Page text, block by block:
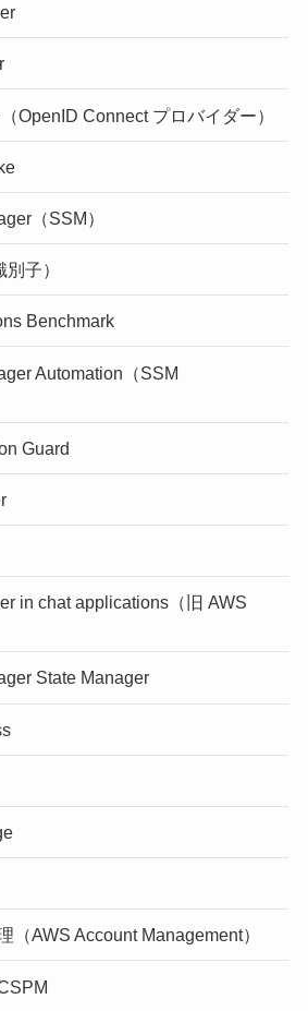
OpenID Connect プロバイダー）
（SSM）
子）
Benchmark
Automation（SSM
Guard
in chat applications（旧 AWS
State Manager
（AWS Account Management）